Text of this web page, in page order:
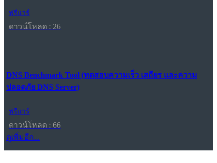
ฟรีแวร์
ดาวน์โหลด : 26
DNS Benchmark Tool (ทดสอบความเร็ว เสถียร และความ
ปลอดภัย DNS Server)
ฟรีแวร์
ดาวน์โหลด : 66
ดูเพิ่มอีก...